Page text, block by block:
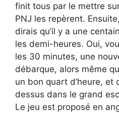
finit tous par le mettre
PNJ les repèrent.
dirais qu’il y a une
les demi-heures. Oui,
les 30 minutes, une
débarque, alors même
un bon quart d’heure, et
dessus dans le grand
Le jeu est proposé en